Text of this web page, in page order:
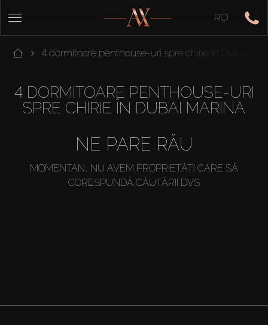
RO
4 dormitoare penthouse-uri spre chirie în Dubai
4 DORMITOARE PENTHOUSE-URI
SPRE CHIRIE ÎN DUBAI MARINA
NE PARE RĂU
MOMENTAN, NU AVEM PROPRIETĂȚI CARE SĂ
CORESPUNDĂ CĂUTĂRII DVS